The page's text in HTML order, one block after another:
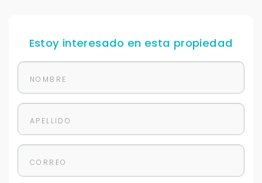
Estoy interesado en esta propiedad